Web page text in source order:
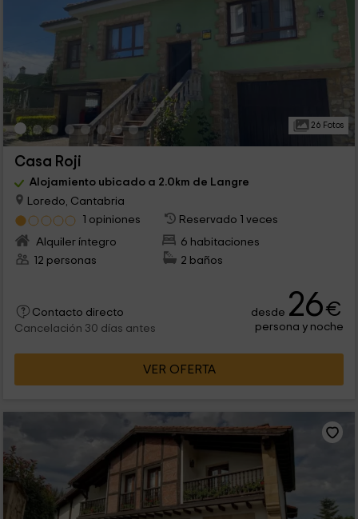
26 Fotos
Casa Roji
Alojamiento ubicado a 2.0km de Langre
Loredo, Cantabria
1 opiniones
Reservado 1 veces
Alquiler íntegro
6 habitaciones
12 personas
2 baños
Contacto directo
Cancelación 30 días antes
desde 26€
persona y noche
VER OFERTA